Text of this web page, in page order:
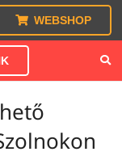
WEBSHOP